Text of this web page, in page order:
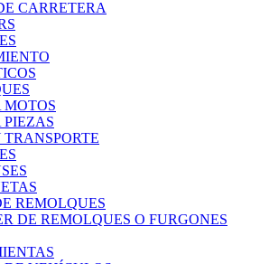
CARRETERA
MOTOS
PIEZAS
REMOLQUES
DE REMOLQUES O FURGONES